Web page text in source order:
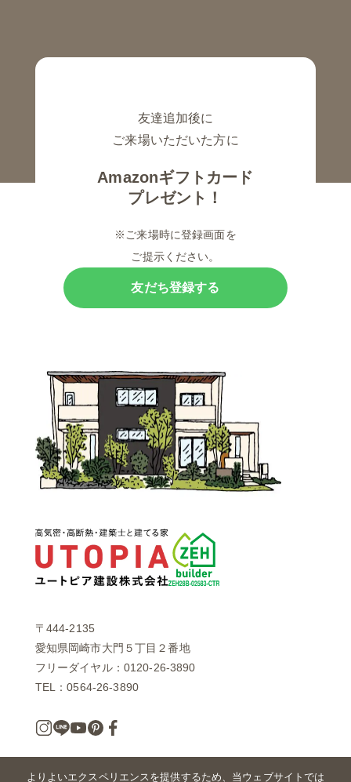
友だち登録する
友達追加後に
ご来場いただいた方に
Amazonギフトカード
プレゼント！
※ご来場時に登録画面を
ご提示ください。
〒444-2135
愛知県岡崎市大門５丁目２番地
フリーダイヤル：0120-26-3890
TEL：0564-26-3890
よりよいエクスペリエンスを提供するため、当ウェブサイトでは